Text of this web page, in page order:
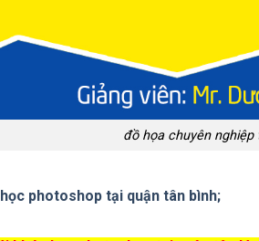
đồ họa chuyên
học photoshop tại quận tân bình;